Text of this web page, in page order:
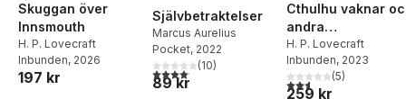
Skuggan över
Innsmouth
H. P. Lovecraft
Inbunden, 2026
197 kr
Självbetraktelser
Marcus Aurelius
Pocket, 2022
4,1utav 5 stjärnor. Totalt antal röster:
(10)
89 kr
Cthulhu vaknar
andra
skräckberättelser
H. P. Lovecraft
Inbunden, 2023
2,6utav 5 stjärnor.
(5)
259 kr